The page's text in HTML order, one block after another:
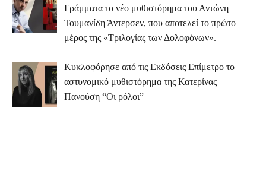
Γράμματα το νέο μυθιστόρημα του Αντώνη
Τουμανίδη Άντερσεν, που αποτελεί το πρώτο
μέρος της «Τριλογίας των Δολοφόνων».
Κυκλοφόρησε από τις Εκδόσεις Επίμετρο το
αστυνομικό μυθιστόρημα της Κατερίνας
Πανούση “Οι ρόλοι”